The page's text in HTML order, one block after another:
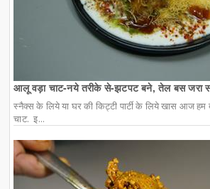
आलू वड़ा चाट-नये तरीके से-झटपट बने, तेल बस जरा
स्नैक्स के लिये या घर की किट्टी पार्टी के लिये खास आज हम
चाट. इ...